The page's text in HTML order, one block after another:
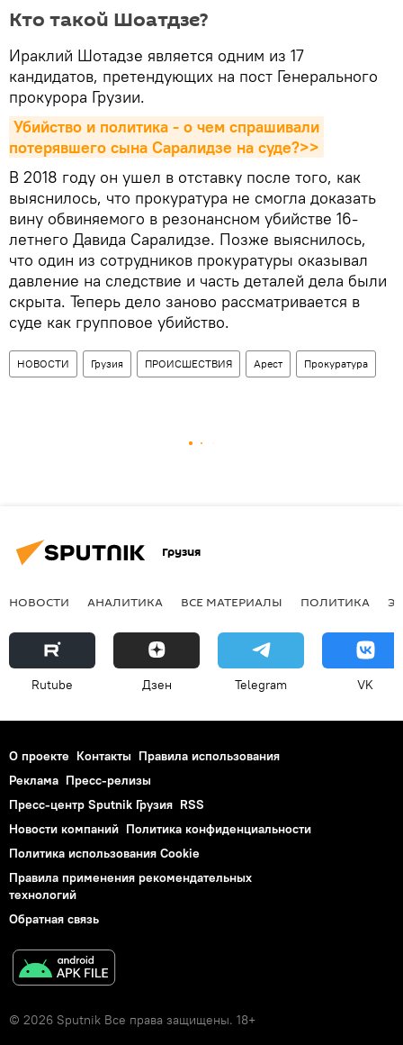
Кто такой Шоатдзе?
Ираклий Шотадзе является одним из 17
кандидатов, претендующих на пост Генерального
прокурора Грузии.
Убийство и политика - о чем спрашивали
потерявшего сына Саралидзе на суде?>>
В 2018 году он ушел в отставку после того, как
выяснилось, что прокуратура не смогла доказать
вину обвиняемого в резонансном убийстве 16-
летнего Давида Саралидзе. Позже выяснилось,
что один из сотрудников прокуратуры оказывал
давление на следствие и часть деталей дела были
скрыта. Теперь дело заново рассматривается в
суде как групповое убийство.
НОВОСТИ Грузия ПРОИСШЕСТВИЯ Арест Прокуратура
Грузия
НОВОСТИ АНАЛИТИКА ВСЕ МАТЕРИАЛЫ ПОЛИТИКА
Rutube Дзен Telegram VK
О проекте Контакты Правила использования
Реклама Пресс-релизы
Пресс-центр Sputnik Грузия RSS
Новости компаний Политика конфиденциальности
Политика использования Cookie
Правила применения рекомендательных
технологий
Обратная связь
© 2026 Sputnik Все права защищены. 18+